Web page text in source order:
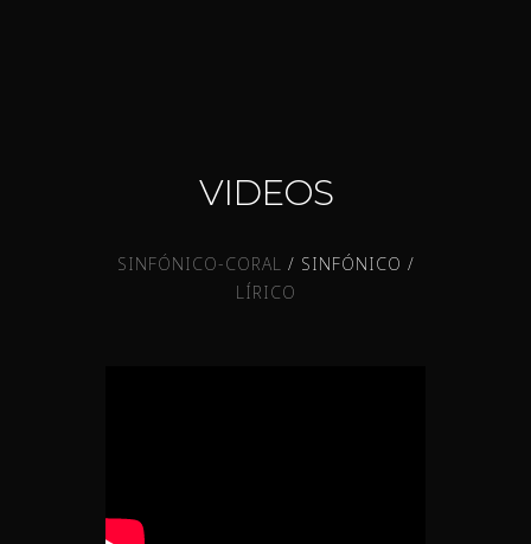
VIDEOS
SINFÓNICO-CORAL / SINFÓNICO /
LÍRICO